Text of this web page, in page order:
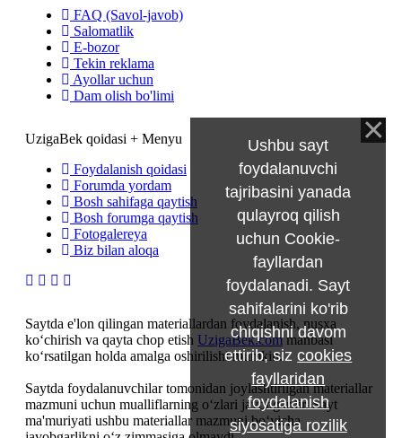
FAQ (Savol-javob)
Salomatlik
E-bozor
Tekin reklama
Ayollar uchun
Dam olish bo'limi
UzigaBek qoidasi + Menyu
Foydalanish qoidasi
Forumda yordam
Bosh sahifaga qaytish
Bosh forumga qaytish
Fotogalereya
Biz bilan aloqa
Saytda e'lon qilingan materiallardan foydalanish, nusxa
ko‘chirish va qayta chop etish UzigaBek.commanbasi
ko‘rsatilgan holda amalga oshirilishi mumkin.
Saytda foydalanuvchilar tomonidan joylashtirilgan materiallar
mazmuni uchun mualliflarning o‘zlari javobgardir. Sayt
ma'muriyati ushbu materiallar mazmuni bo‘yicha
Ushbu sayt
foydalanuvchi
tajribasini yanada
qulayroq qilish
uchun Cookie-
fayllardan
foydalanadi. Sayt
sahifalarini ko'rib
chiqishni davom
ettirib, sizcookies
fayllaridan
foydalanish
siyosatiga rozilik